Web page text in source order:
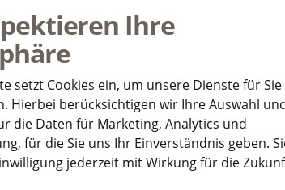
Ihre
setzt Cookies ein, um unsere Dienste für Sie
Hierbei berücksichtigen wir Ihre Auswahl
die Daten für Marketing, Analytics und
für die Sie uns Ihr Einverständnis geben.
jederzeit mit Wirkung für die